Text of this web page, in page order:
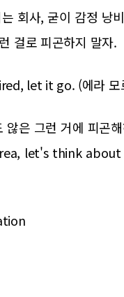
회사, 굳이 감정 낭
걸로 피곤하지 말자.
let it go. (에라 모
은 그런 거에 피곤
let's think